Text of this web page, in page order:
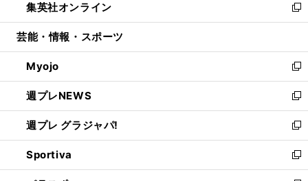
く
で
開
ド
ウ
開
く
ィ
ン
ウ
で
開
く
い
ウ
ン
ド
ウ
で
開
く
集英社オンライン
新
し
ウ
ィ
ン
ド
ウ
で
開
く
芸能・情報・スポーツ
Myojo
新
し
い
ウ
ィ
ン
ド
ウ
週プレNEWS
新
し
い
ウ
ィ
ン
週プレ グラジャパ!
新
し
い
ウ
Sportiva
新
し